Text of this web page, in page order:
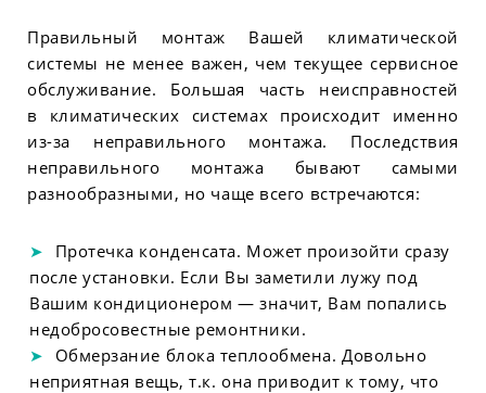
Правильный монтаж Вашей климатической
системы не менее важен, чем текущее сервисное
обслуживание. Большая часть неисправностей
в климатических системах происходит именно
из-за неправильного монтажа. Последствия
неправильного монтажа бывают самыми
разнообразными, но чаще всего встречаются:
Протечка конденсата. Может произойти сразу
после установки. Если Вы заметили лужу под
Вашим кондиционером — значит, Вам попались
недобросовестные ремонтники.
Обмерзание блока теплообмена. Довольно
неприятная вещь, т.к. она приводит к тому, что